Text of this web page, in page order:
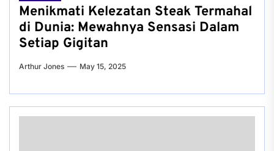
Menikmati Kelezatan Steak Termahal
di Dunia: Mewahnya Sensasi Dalam
Setiap Gigitan
Arthur Jones May 15, 2025